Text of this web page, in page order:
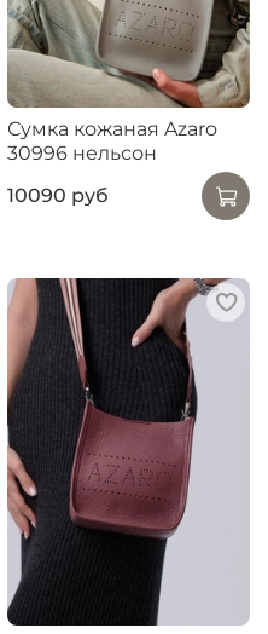
Сумка кожаная Azaro
30996 нельсон
10090 руб